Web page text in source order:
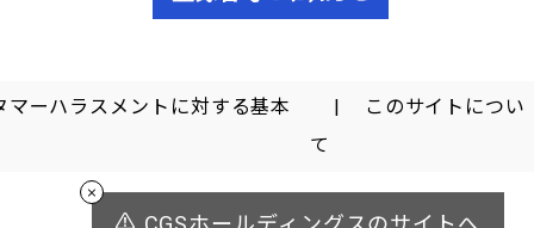
マーハラスメントに対する基本
このサイトについ
て